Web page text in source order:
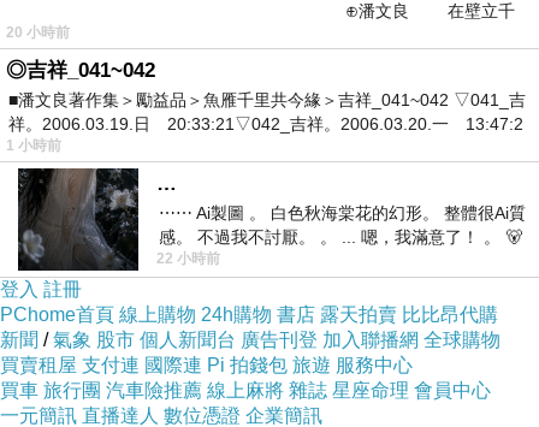
外送網址：www.jkfoum66.com
外送地點：台中 台北 高雄 彰化 南投 新竹
妹妹類型：純本土的*OL*showgirl*麻豆!◎超優清純
學生妹
◎氣質大學生~OL辦公室麗媛◎俏麗護士◎
溫柔甜美老師◎ 高挑美腿模特◎
交易式：★出差*洽公*消遣*娛樂*-*住家*賓館*旅館*
M T*皆可*保密★
★安全*方便*快速*免受騙*-*不轉帳*不匯款*不買點
數卡*現金交易★
★★非誠勿擾~ (未滿18歲的禁止加入 ）
注：台北一次性買三送一 買六送二 買九送三[3+1更
多優惠更多驚喜喔】
新聞台Blog小天使
2016-08-08 09:19:01
⊕潘文良 在壁立千
仞的懸崖上，有一座遮天蔽
20 小時前
◎吉祥_041~042
■潘文良著作集＞勵益品＞魚雁千里共今緣＞吉祥_041~042 ▽041_吉
祥。2006.03.19.日 20:33:21▽042_吉祥。2006.03.20.一 13:47:2
1 小時前
…
⋯⋯ Ai製圖 。 白色秋海棠花的幻形。 整體很Ai質
感。 不過我不討厭。 。 ... 嗯，我滿意了！ 。 🐻
昨中
22 小時前
登入 註冊
PChome首頁 線上購物 24h購物 書店 露天拍賣 比比昂代購
新聞 /氣象 股市 個人新聞台 廣告刊登 加入聯播網 全球購物
買賣租屋 支付連 國際連 Pi 拍錢包 旅遊 服務中心
買車 旅行團 汽車險推薦 線上麻將 雜誌 星座命理 會員中心
一元簡訊 直播達人 數位憑證 企業簡訊